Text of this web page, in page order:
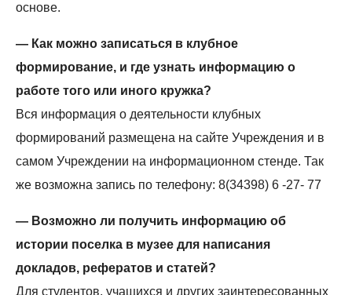
основе.
— Как можно записаться в клубное
формирование, и где узнать информацию о
работе того или иного кружка?
Вся информация о деятельности клубных
формирований размещена на сайте Учреждения и в
самом Учреждении на информационном стенде. Так
же возможна запись по телефону: 8(34398) 6 -27- 77
— Возможно ли получить информацию об
истории поселка в музее для написания
докладов, рефератов и статей?
Для студентов, учащихся и других заинтересованных